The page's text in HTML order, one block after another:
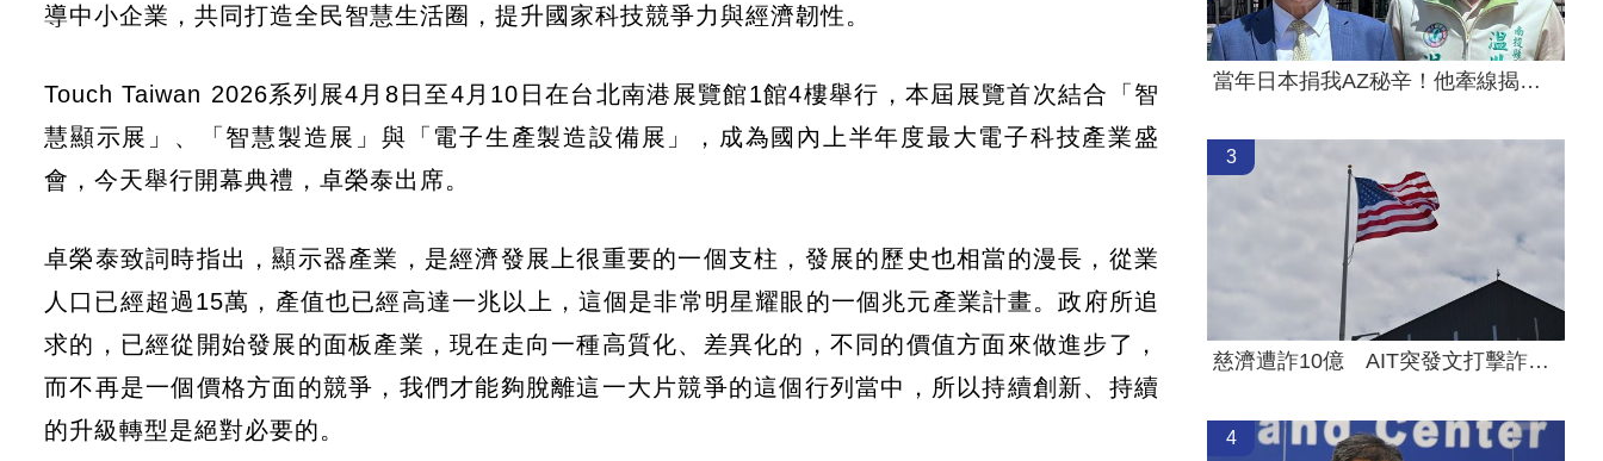
導中小企業，共同打造全民智慧生活圈，提升國家科技競爭力與經濟韌性。
Touch Taiwan 2026系列展4月8日至4月10日在台北南港展覽館1館4樓舉行，本屆展覽首次結合「智
慧顯示展」、「智慧製造展」與「電子生產製造設備展」，成為國內上半年度最大電子科技產業盛
會，今天舉行開幕典禮，卓榮泰出席。
卓榮泰致詞時指出，顯示器產業，是經濟發展上很重要的一個支柱，發展的歷史也相當的漫長，從業
人口已經超過15萬，產值也已經高達一兆以上，這個是非常明星耀眼的一個兆元產業計畫。政府所追
求的，已經從開始發展的面板產業，現在走向一種高質化、差異化的，不同的價值方面來做進步了，
而不再是一個價格方面的競爭，我們才能夠脫離這一大片競爭的這個行列當中，所以持續創新、持續
的升級轉型是絕對必要的。
當年日本捐我AZ秘辛！他牽線揭專為台生產
3
慈濟遭詐10億 AIT突發文打擊詐騙網笑翻
4